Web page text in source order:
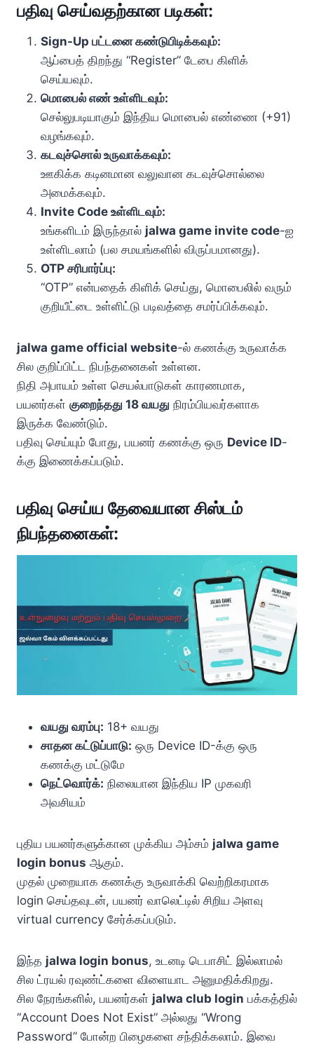
பதிவு செய்வதற்கான படிகள்:
Sign-Up பட்டனை கண்டுபிடிக்கவும்:
ஆப்பைத் திறந்து “Register” டேபை கிளிக்
செய்யவும்.
மொபைல் எண் உள்ளிடவும்:
செல்லுபடியாகும் இந்திய மொபைல் எண்ணை (+91)
வழங்கவும்.
கடவுச்சொல் உருவாக்கவும்:
ஊகிக்க கடினமான வலுவான கடவுச்சொல்லை
அமைக்கவும்.
Invite Code உள்ளிடவும்:
உங்களிடம் இருந்தால் jalwa game invite code-ஐ
உள்ளிடலாம் (பல சமயங்களில் விருப்பமானது).
OTP சரிபார்ப்பு:
“OTP” என்பதைக் கிளிக் செய்து, மொபைலில் வரும்
குறியீட்டை உள்ளிட்டு படிவத்தை சமர்ப்பிக்கவும்.
jalwa game official website-ல் கணக்கு உருவாக்க
சில குறிப்பிட்ட நிபந்தனைகள் உள்ளன.
நிதி அபாயம் உள்ள செயல்பாடுகள் காரணமாக,
பயனர்கள் குறைந்தது 18 வயது நிரம்பியவர்களாக
இருக்க வேண்டும்.
பதிவு செய்யும் போது, பயனர் கணக்கு ஒரு Device ID-
க்கு இணைக்கப்படும்.
பதிவு செய்ய தேவையான சிஸ்டம்
நிபந்தனைகள்:
வயது வரம்பு: 18+ வயது
சாதன கட்டுப்பாடு: ஒரு Device ID-க்கு ஒரு
கணக்கு மட்டுமே
நெட்வொர்க்: நிலையான இந்திய IP முகவரி
அவசியம்
புதிய பயனர்களுக்கான முக்கிய அம்சம் jalwa game
login bonus ஆகும்.
முதல் முறையாக கணக்கு உருவாக்கி வெற்றிகரமாக
login செய்தவுடன், பயனர் வாலெட்டில் சிறிய அளவு
virtual currency சேர்க்கப்படும்.
இந்த jalwa login bonus, உடனடி டெபாசிட் இல்லாமல்
சில ட்ரயல் ரவுண்ட்களை விளையாட அனுமதிக்கிறது.
சில நேரங்களில், பயனர்கள் jalwa club login பக்கத்தில்
“Account Does Not Exist” அல்லது “Wrong
Password” போன்ற பிழைகளை சந்திக்கலாம். இவை